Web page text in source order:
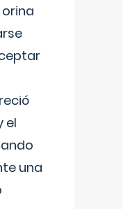
el
una